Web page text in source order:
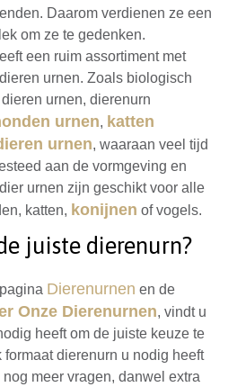
Daarom verdienen ze een
om ze te gedenken.
een ruim assortiment met
urnen. Zoals biologisch
urnen, dierenurn
urnen, katten
urnen, waaraan veel tijd
aan de vormgeving en
urnen zijn geschikt voor alle
katten, konijnen of vogels.
juiste dierenurn?
Dierenurnen en de
Onze Dierenurnen, vindt u
heeft om de juiste keuze te
formaat dierenurn u nodig heeft
meer vragen, danwel extra